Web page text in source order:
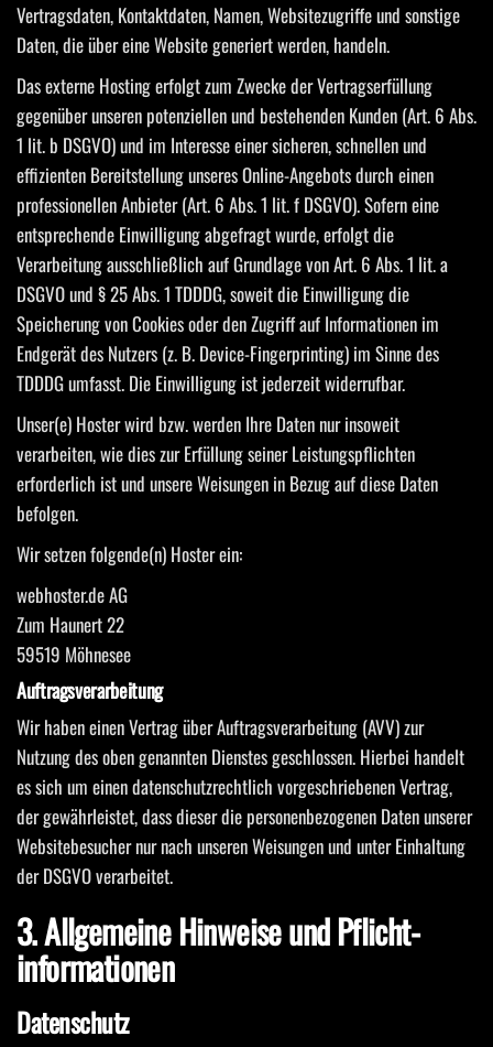
Vertragsdaten, Kontaktdaten, Namen, Websitezugriffe und sonstige
Daten, die über eine Website generiert werden, handeln.
Das externe Hosting erfolgt zum Zwecke der Vertragserfüllung
gegenüber unseren potenziellen und bestehenden Kunden (Art. 6 Abs.
1 lit. b DSGVO) und im Interesse einer sicheren, schnellen und
effizienten Bereitstellung unseres Online-Angebots durch einen
professionellen Anbieter (Art. 6 Abs. 1 lit. f DSGVO). Sofern eine
entsprechende Einwilligung abgefragt wurde, erfolgt die
Verarbeitung ausschließlich auf Grundlage von Art. 6 Abs. 1 lit. a
DSGVO und § 25 Abs. 1 TDDDG, soweit die Einwilligung die
Speicherung von Cookies oder den Zugriff auf Informationen im
Endgerät des Nutzers (z. B. Device-Fingerprinting) im Sinne des
TDDDG umfasst. Die Einwilligung ist jederzeit widerrufbar.
Unser(e) Hoster wird bzw. werden Ihre Daten nur insoweit
verarbeiten, wie dies zur Erfüllung seiner Leistungspflichten
erforderlich ist und unsere Weisungen in Bezug auf diese Daten
befolgen.
Wir setzen folgende(n) Hoster ein:
webhoster.de AG
Zum Haunert 22
59519 Möhnesee
Auftragsverarbeitung
Wir haben einen Vertrag über Auftragsverarbeitung (AVV) zur
Nutzung des oben genannten Dienstes geschlossen. Hierbei handelt
es sich um einen datenschutzrechtlich vorgeschriebenen Vertrag,
der gewährleistet, dass dieser die personenbezogenen Daten unserer
Websitebesucher nur nach unseren Weisungen und unter Einhaltung
der DSGVO verarbeitet.
3. Allgemeine Hinweise und Pflicht­
informationen
Datenschutz